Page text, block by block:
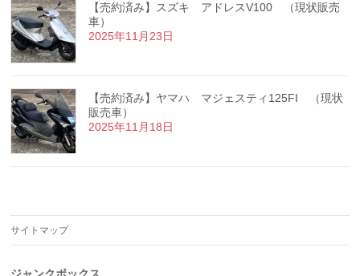
【売約済み】スズキ アドレスV100 （現状販売
車）
2025年11月23日
【売約済み】ヤマハ マジェスティ125FI （現状
販売車）
2025年11月18日
サイトマップ